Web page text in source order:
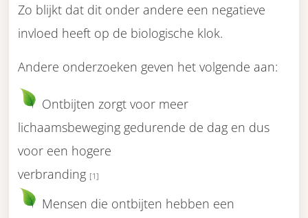
Zo blijkt dat dit onder andere een negatieve
invloed heeft op de biologische klok.
Andere onderzoeken geven het volgende aan:
Ontbijten zorgt voor meer
lichaamsbeweging gedurende de dag en dus
voor een hogere
verbranding [1]
Mensen die ontbijten hebben een